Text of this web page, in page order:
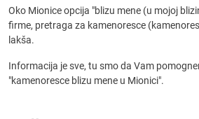
Oko Mionice opcija "blizu mene (u mojoj
firme, pretraga za kamenoresce
lakša.
Informacija je sve, tu smo da Vam
"kamenoresce blizu mene u Mionici".